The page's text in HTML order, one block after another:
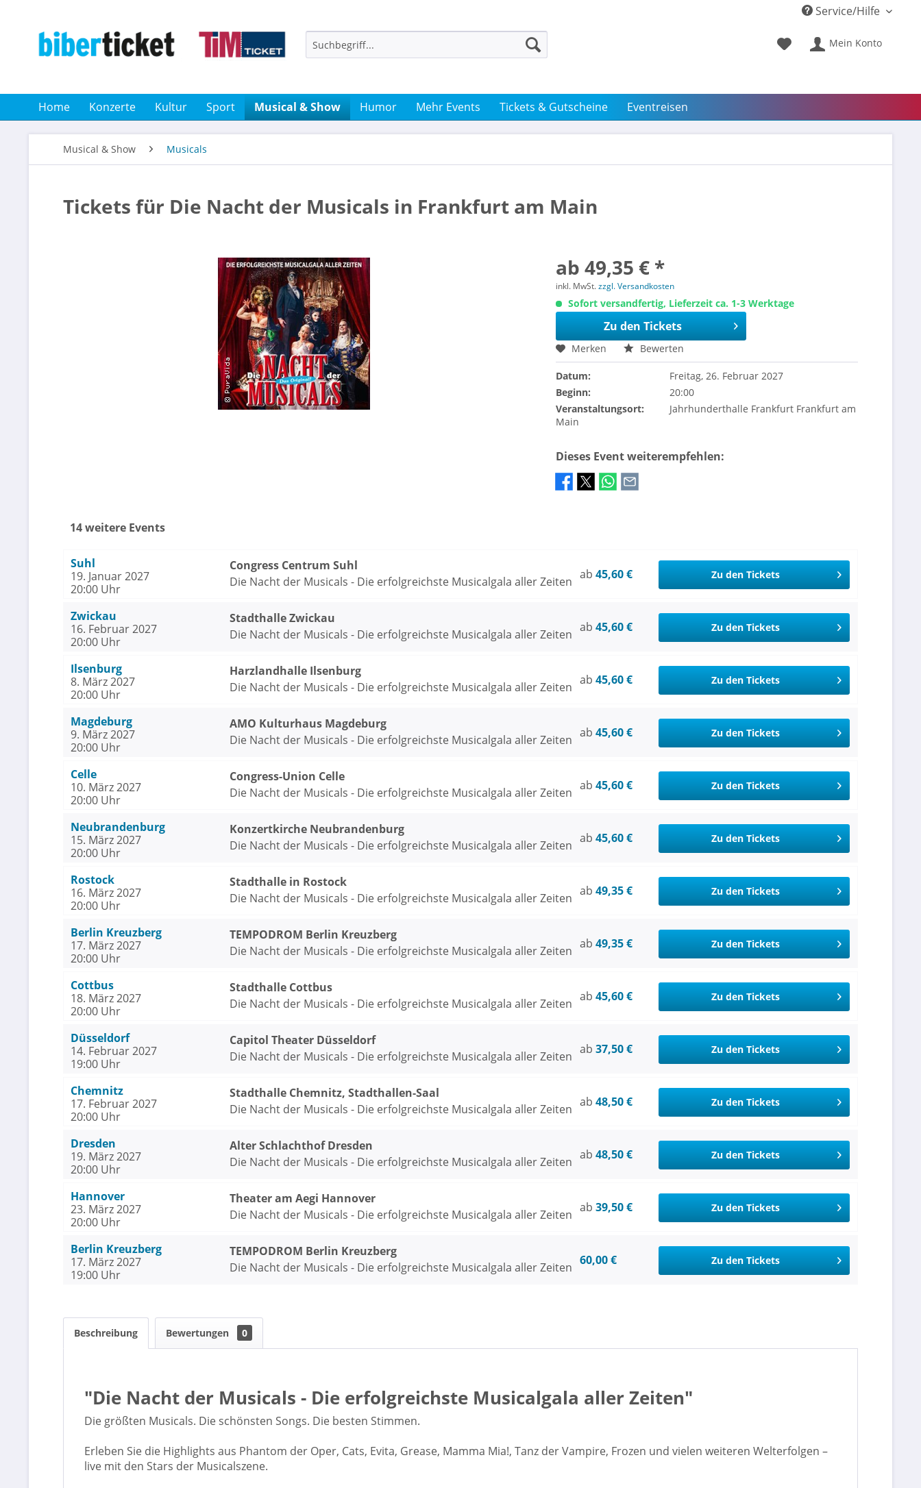
Service/Hilfe
Mein Konto
Home Konzerte Kultur Sport Musical & Show Humor Mehr Events Tickets & Gutscheine Eventreisen
Musical & Show Musicals
Tickets für Die Nacht der Musicals in Frankfurt am Main
ab 49,35 € *
inkl. MwSt.zzgl. Versandkosten
Sofort versandfertig, Lieferzeit ca. 1-3 Werktage
Zu den Tickets
Merken Bewerten
Datum:
Freitag, 26. Februar 2027
Beginn:
20:00
Veranstaltungsort:
Jahrhunderthalle Frankfurt Frankfurt am
Main
Dieses Event weiterempfehlen:
14 weitere Events
Suhl
19. Januar 2027
20:00 Uhr
Congress Centrum Suhl
Die Nacht der Musicals - Die erfolgreichste Musicalgala aller Zeiten ab 45,60 € Zu den Tickets
Zwickau
16. Februar 2027
20:00 Uhr
Stadthalle Zwickau
Die Nacht der Musicals - Die erfolgreichste Musicalgala aller Zeiten ab 45,60 € Zu den Tickets
Ilsenburg
8. März 2027
20:00 Uhr
Harzlandhalle Ilsenburg
Die Nacht der Musicals - Die erfolgreichste Musicalgala aller Zeiten ab 45,60 € Zu den Tickets
Magdeburg
9. März 2027
20:00 Uhr
AMO Kulturhaus Magdeburg
Die Nacht der Musicals - Die erfolgreichste Musicalgala aller Zeiten ab 45,60 € Zu den Tickets
Celle
10. März 2027
20:00 Uhr
Congress-Union Celle
Die Nacht der Musicals - Die erfolgreichste Musicalgala aller Zeiten ab 45,60 € Zu den Tickets
Neubrandenburg
15. März 2027
20:00 Uhr
Konzertkirche Neubrandenburg
Die Nacht der Musicals - Die erfolgreichste Musicalgala aller Zeiten ab 45,60 € Zu den Tickets
Rostock
16. März 2027
20:00 Uhr
Stadthalle in Rostock
Die Nacht der Musicals - Die erfolgreichste Musicalgala aller Zeiten ab 49,35 € Zu den Tickets
Berlin Kreuzberg
17. März 2027
20:00 Uhr
TEMPODROM Berlin Kreuzberg
Die Nacht der Musicals - Die erfolgreichste Musicalgala aller Zeiten ab 49,35 € Zu den Tickets
Cottbus
18. März 2027
20:00 Uhr
Stadthalle Cottbus
Die Nacht der Musicals - Die erfolgreichste Musicalgala aller Zeiten ab 45,60 € Zu den Tickets
Düsseldorf
14. Februar 2027
19:00 Uhr
Capitol Theater Düsseldorf
Die Nacht der Musicals - Die erfolgreichste Musicalgala aller Zeiten ab 37,50 € Zu den Tickets
Chemnitz
17. Februar 2027
20:00 Uhr
Stadthalle Chemnitz, Stadthallen-Saal
Die Nacht der Musicals - Die erfolgreichste Musicalgala aller Zeiten ab 48,50 € Zu den Tickets
Dresden
19. März 2027
20:00 Uhr
Alter Schlachthof Dresden
Die Nacht der Musicals - Die erfolgreichste Musicalgala aller Zeiten ab 48,50 € Zu den Tickets
Hannover
23. März 2027
20:00 Uhr
Theater am Aegi Hannover
Die Nacht der Musicals - Die erfolgreichste Musicalgala aller Zeiten ab 39,50 € Zu den Tickets
Berlin Kreuzberg
17. März 2027
19:00 Uhr
TEMPODROM Berlin Kreuzberg
Die Nacht der Musicals - Die erfolgreichste Musicalgala aller Zeiten 60,00 € Zu den Tickets
Beschreibung Bewertungen 0
"Die Nacht der Musicals - Die erfolgreichste Musicalgala aller Zeiten"
Die größten Musicals. Die schönsten Songs. Die besten Stimmen.
Erleben Sie die Highlights aus Phantom der Oper, Cats, Evita, Grease, Mamma Mia!, Tanz der Vampire, Frozen und vielen weiteren Welterfolgen –
live mit den Stars der Musicalszene.